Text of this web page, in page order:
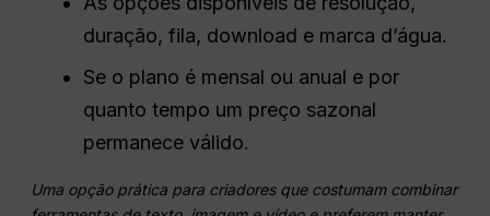
duração, fila, download e marca d’água.
Se o plano é mensal ou anual e por
quanto tempo um preço sazonal
permanece válido.
Uma opção prática para criadores que costumam combinar